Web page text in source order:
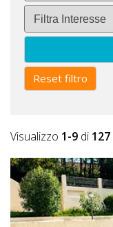
Reset filtro
Visualizzo 1-9 di 127